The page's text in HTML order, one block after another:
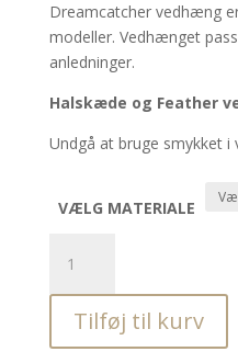
Dreamcatcher vedhæng
modeller. Vedhænget
anledninger.
Halskæde og Feather
Undgå at bruge smykket i
VÆLG MATERIALE
Dreamcathcer
Small
vedhæng
antal
Tilføj til kurv